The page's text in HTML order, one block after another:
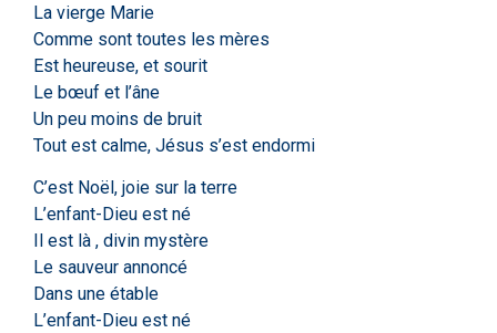
La vierge Marie
Comme sont toutes les mères
Est heureuse, et sourit
Le bœuf et l’âne
Un peu moins de bruit
Tout est calme, Jésus s’est endormi
C’est Noël, joie sur la terre
L’enfant-Dieu est né
Il est là , divin mystère
Le sauveur annoncé
Dans une étable
L’enfant-Dieu est né